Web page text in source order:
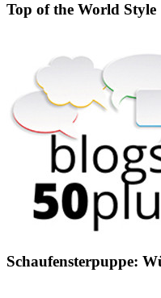
Top of the World Style
Schaufensterpuppe: